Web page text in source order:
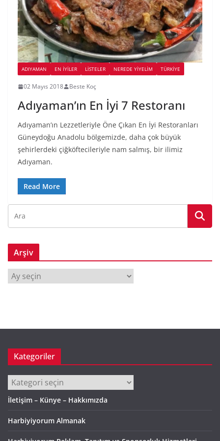
ADIYAMAN EN İYILER LİSTELER NEREDE YİYELİM TÜRKIYE
02 Mayıs 2018 Beste Koç
Adıyaman’ın En İyi 7 Restoranı
Adıyaman’ın Lezzetleriyle Öne Çıkan En İyi Restoranları
Güneydoğu Anadolu bölgemizde, daha çok büyük
şehirlerdeki çiğköftecileriyle nam salmış, bir ilimiz
Adıyaman.
Read More
Arşiv
Kategoriler
Kategoriler
İletişim – Künye – Hakkımızda
Harbiyiyorum Almanak